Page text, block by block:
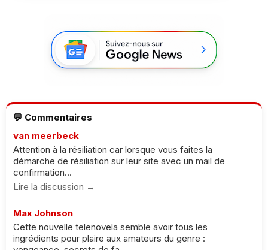
💬 Commentaires
van meerbeck
Attention à la résiliation car lorsque vous faites la
démarche de résiliation sur leur site avec un mail de
confirmation...
Lire la discussion →
Max Johnson
Cette nouvelle telenovela semble avoir tous les
ingrédients pour plaire aux amateurs du genre :